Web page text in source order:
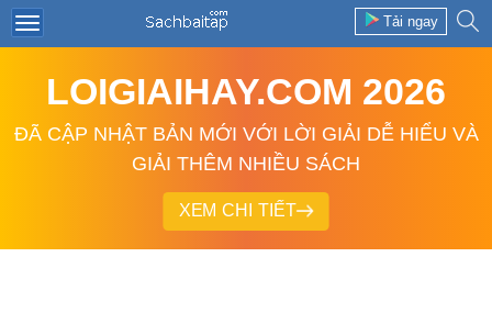
Tải ngay
LOIGIAIHAY.COM 2026
ĐÃ CẬP NHẬT BẢN MỚI VỚI LỜI GIẢI DỄ HIỂU VÀ
GIẢI THÊM NHIỀU SÁCH
XEM CHI TIẾT